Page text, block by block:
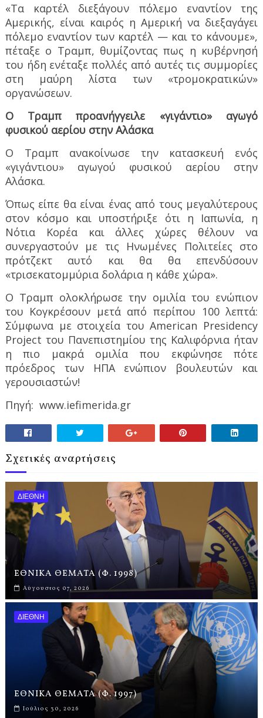
«Τα καρτέλ διεξάγουν πόλεμο εναντίον της
Αμερικής, είναι καιρός η Αμερική να διεξαγάγει
πόλεμο εναντίον των καρτέλ — και το κάνουμε»,
πέταξε ο Τραμπ, θυμίζοντας πως η κυβέρνησή
του ήδη ενέταξε πολλές από αυτές τις συμμορίες
στη μαύρη λίστα των «τρομοκρατικών»
οργανώσεων.
Ο Τραμπ προανήγγειλε «γιγάντιο» αγωγό
φυσικού αερίου στην Αλάσκα
Ο Τραμπ ανακοίνωσε την κατασκευή ενός
«γιγάντιου» αγωγού φυσικού αερίου στην
Αλάσκα.
Όπως είπε θα είναι ένας από τους μεγαλύτερους
στον κόσμο και υποστήριξε ότι η Ιαπωνία, η
Νότια Κορέα και άλλες χώρες θέλουν να
συνεργαστούν με τις Ηνωμένες Πολιτείες στο
πρότζεκτ αυτό και θα θα επενδύσουν
«τρισεκατομμύρια δολάρια η κάθε χώρα».
Ο Τραμπ ολοκλήρωσε την ομιλία του ενώπιον
του Κογκρέσουν μετά από περίπου 100 λεπτά:
Σύμφωνα με στοιχεία του American Presidency
Project του Πανεπιστημίου της Καλιφόρνια ήταν
η πιο μακρά ομιλία που εκφώνησε πότε
πρόεδρος των ΗΠΑ ενώπιον βουλευτών και
γερουσιαστών!
Πηγή: www.iefimerida.gr
Σχετικές αναρτήσεις
ΔΙΕΘΝΗ
ΕΘΝΙΚΑ ΘΕΜΑΤΑ (Φ. 1998)
Αύγουστος 07, 2026
ΔΙΕΘΝΗ
ΕΘΝΙΚΑ ΘΕΜΑΤΑ (Φ. 1997)
Ιούλιος 30, 2026